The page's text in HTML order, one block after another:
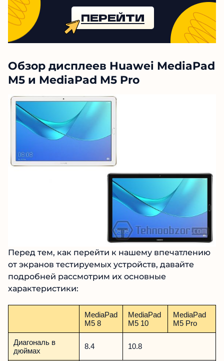
ПЕРЕЙТИ
Обзор дисплеев Huawei MediaPad
M5 и MediaPad M5 Pro
Перед тем, как перейти к нашему впечатлению
от экранов тестируемых устройств, давайте
подробней рассмотрим их основные
характеристики:
MediaPad
M5 8
MediaPad
M5 10
MediaPad
M5 Pro
Диагональ в
дюймах
8.4 10.8